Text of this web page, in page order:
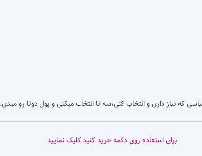
که نیاز داری و انتخاب کنی،سه تا انتخاب میکنی و پول دوتا رو میدی.
برای استفاده روی دکمه خرید کنید کلیک نمایید